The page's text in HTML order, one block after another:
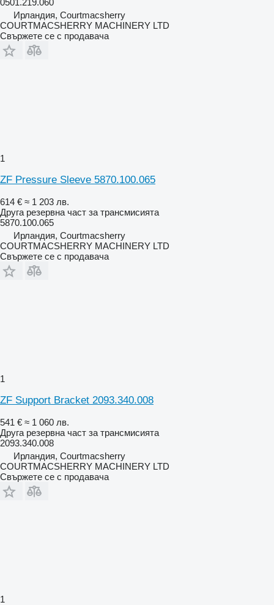
Ирландия, Courtmacsherry
COURTMACSHERRY MACHINERY LTD
Свържете се с продавача
1
ZF Pressure Sleeve 5870.100.065
614 € ≈ 1 203 лв.
Друга резервна част за трансмисията
5870.100.065
Ирландия, Courtmacsherry
COURTMACSHERRY MACHINERY LTD
Свържете се с продавача
1
ZF Support Bracket 2093.340.008
541 € ≈ 1 060 лв.
Друга резервна част за трансмисията
2093.340.008
Ирландия, Courtmacsherry
COURTMACSHERRY MACHINERY LTD
Свържете се с продавача
1